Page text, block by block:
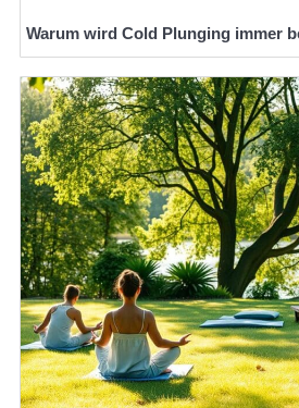
Warum wird Cold Plunging immer